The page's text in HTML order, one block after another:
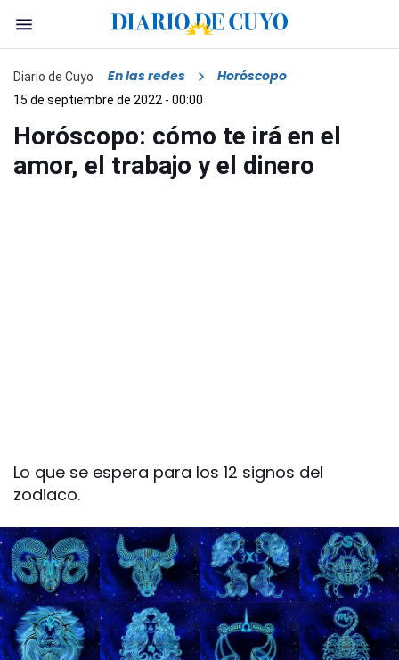
Diario de Cuyo En las redes Horóscopo
15 de septiembre de 2022 - 00:00
Horóscopo: cómo te irá en el
amor, el trabajo y el dinero
Lo que se espera para los 12 signos del
zodiaco.